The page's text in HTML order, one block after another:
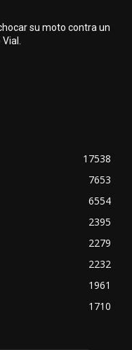
su moto contra un
17538
7653
6554
2395
2279
2232
1961
1710